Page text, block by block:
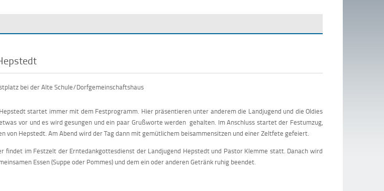
bei der Alte Schule/Dorfgemeinschaftshaus
startet immer mit dem Festprogramm. Hier präsentieren unter anderem die Landjugend und die Oldies
vor und es wird gesungen und ein paar Grußworte werden gehalten. Im Anschluss startet der Festumzug,
von Hepstedt. Am Abend wird der Tag dann mit gemütlichem beisammensitzen und einer Zeltfete gefeiert.
findet im Festzelt der Erntedankgottesdienst der Landjugend Hepstedt und Pastor Klemme statt. Danach wird
Essen (Suppe oder Pommes) und dem ein oder anderen Getränk ruhig beendet.